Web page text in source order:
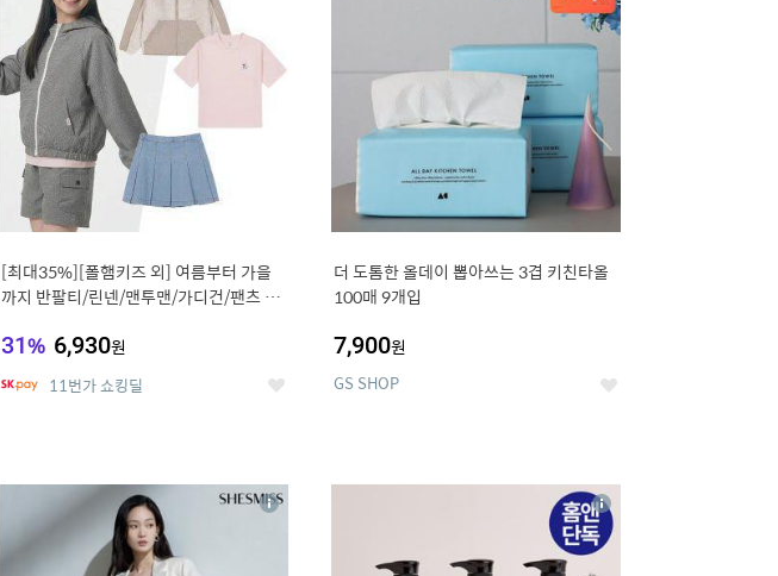
[최대35%][폴햄키즈 외] 여름부터 가을
까지 반팔티/린넨/맨투맨/가디건/팬츠 외
31% 6,930원
11번가 쇼킹딜 좋
더 도톰한 올데이 뽑아쓰는 3겹 키친타올
100매 9개입
7,900원
GS SHOP 좋
15
상
16
상
세